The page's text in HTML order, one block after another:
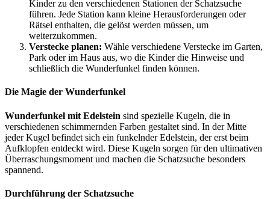
Kinder zu den verschiedenen Stationen der Schatzsuche
führen. Jede Station kann kleine Herausforderungen oder
Rätsel enthalten, die gelöst werden müssen, um
weiterzukommen.
Verstecke planen: Wähle verschiedene Verstecke im Garten,
Park oder im Haus aus, wo die Kinder die Hinweise und
schließlich die Wunderfunkel finden können.
Die Magie der Wunderfunkel
Wunderfunkel mit Edelstein sind spezielle Kugeln, die in
verschiedenen schimmernden Farben gestaltet sind. In der Mitte
jeder Kugel befindet sich ein funkelnder Edelstein, der erst beim
Aufklopfen entdeckt wird. Diese Kugeln sorgen für den ultimativen
Überraschungsmoment und machen die Schatzsuche besonders
spannend.
Durchführung der Schatzsuche